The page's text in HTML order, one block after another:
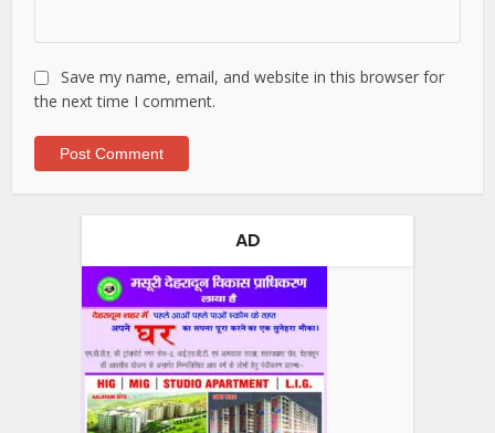
Save my name, email, and website in this browser for
the next time I comment.
AD